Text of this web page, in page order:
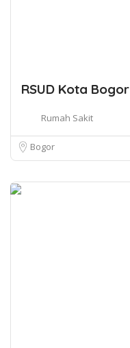
RSUD Kota Bogor
Rumah Sakit
Bogor